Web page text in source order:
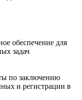
обеспечение для
задач
по заключению
и регистрации в